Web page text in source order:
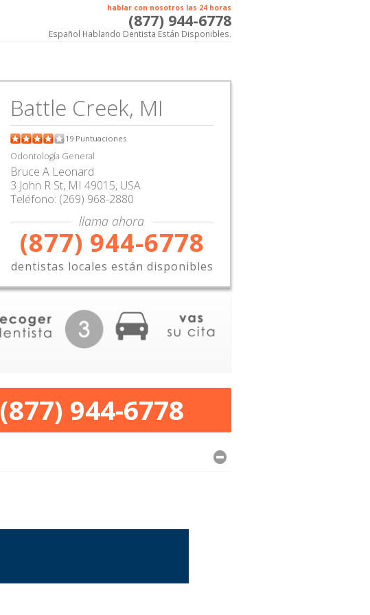
hablar con nosotros las 24 horas
(877) 944-6778
Español Hablando Dentista Están Disponibles.
Battle Creek, MI
19 Puntuaciones
Odontología General
Bruce A Leonard
3 John R St, MI 49015, USA
Teléfono: (269) 968-2880
llama ahora
(877) 944-6778
dentistas locales están disponibles
(877) 944-6778